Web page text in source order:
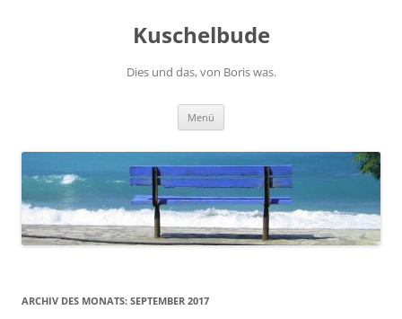
Kuschelbude
Dies und das, von Boris was.
Menü
ARCHIV DES MONATS: SEPTEMBER 2017